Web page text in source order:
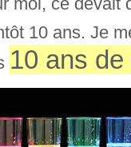
10 ans. Je
10 ans de